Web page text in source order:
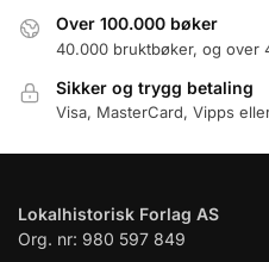
Over 100.000 bøker
40.000 bruktbøker, og over
Sikker og trygg betaling
Visa, MasterCard, Vipps
Lokalhistorisk Forlag AS
Org. nr: 980 597 849